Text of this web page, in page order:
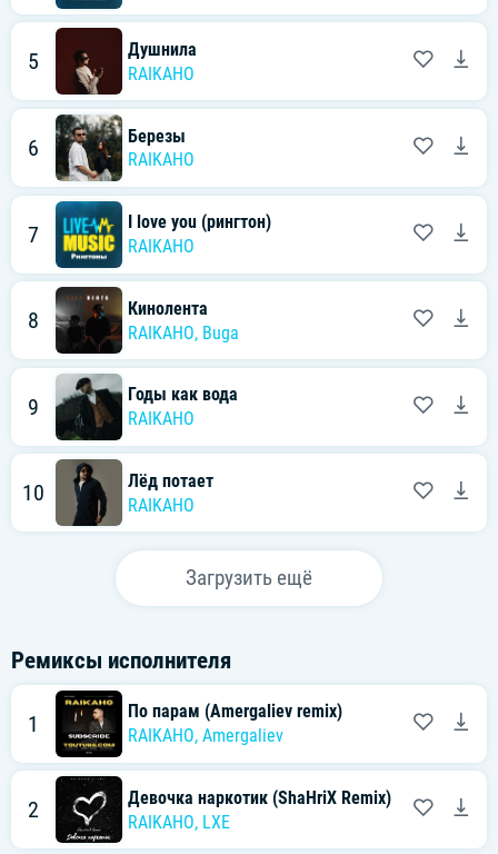
5
Душнила
RAIKAHO
6
Березы
RAIKAHO
7
I love you (рингтон)
RAIKAHO
8
Кинолента
RAIKAHO, Buga
9
Годы как вода
RAIKAHO
10
Лёд потает
RAIKAHO
Загрузить ещё
Ремиксы исполнителя
1
По парам (Amergaliev remix)
RAIKAHO, Amergaliev
2
Девочка наркотик (ShaHriX Remix)
RAIKAHO, LXE